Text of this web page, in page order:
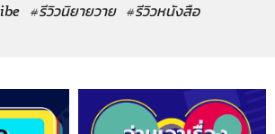
#รีวิวนิยายวาย #รีวิวหนังสือ